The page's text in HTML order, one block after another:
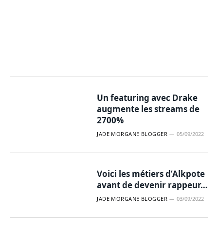
Un featuring avec Drake
augmente les streams de
2700%
JADE MORGANE BLOGGER 05/09/2022
Voici les métiers d’Alkpote
avant de devenir rappeur…
JADE MORGANE BLOGGER 03/09/2022